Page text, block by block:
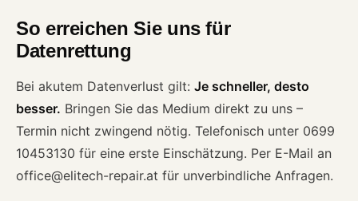
So erreichen Sie uns für
Datenrettung
Bei akutem Datenverlust gilt: Je schneller, desto
besser. Bringen Sie das Medium direkt zu uns –
Termin nicht zwingend nötig. Telefonisch unter 0699
10453130 für eine erste Einschätzung. Per E-Mail an
office@elitech-repair.at für unverbindliche Anfragen.